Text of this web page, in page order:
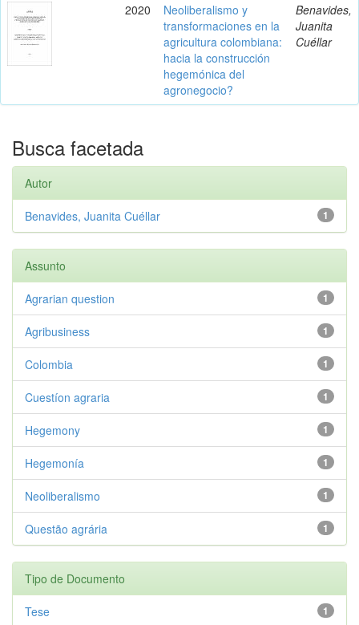
2020
Neoliberalismo y
transformaciones en la
agricultura colombiana:
hacia la construcción
hegemónica del
agronegocio?
Benavides,
Juanita
Cuéllar
Busca facetada
Autor
1
Benavides, Juanita Cuéllar
Assunto
1
Agrarian question
1
Agribusiness
1
Colombia
1
Cuestíon agraria
1
Hegemony
1
Hegemonía
1
Neoliberalismo
1
Questão agrária
Tipo de Documento
1
Tese